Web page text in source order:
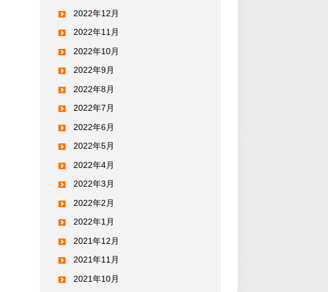
2022年12月
2022年11月
2022年10月
2022年9月
2022年8月
2022年7月
2022年6月
2022年5月
2022年4月
2022年3月
2022年2月
2022年1月
2021年12月
2021年11月
2021年10月